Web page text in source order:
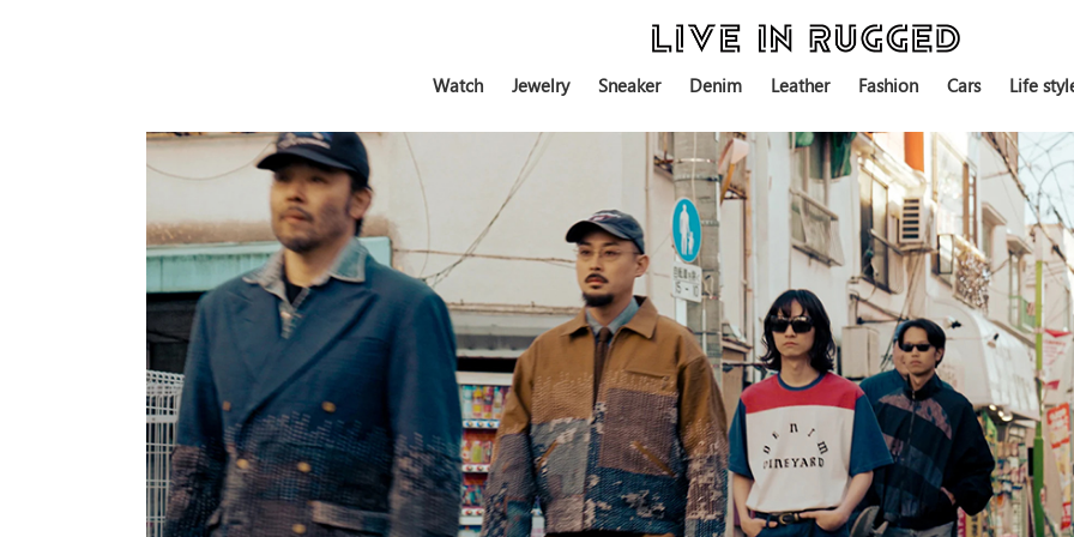
Watch Jewelry Sneaker Denim Leather Fashion Cars Life